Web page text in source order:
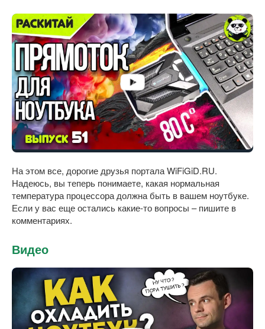
На этом все, дорогие друзья портала WiFiGiD.RU.
Надеюсь, вы теперь понимаете, какая нормальная
температура процессора должна быть в вашем ноутбуке.
Если у вас еще остались какие-то вопросы – пишите в
комментариях.
Видео